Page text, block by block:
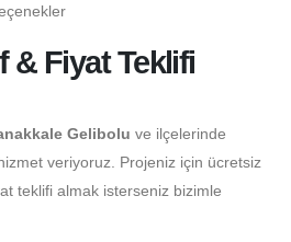
& Fiyat Teklifi
Gelibolu ve ilçelerinde
veriyoruz. Projeniz için ücretsiz
teklifi almak isterseniz bizimle